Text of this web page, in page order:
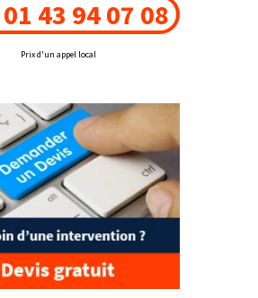
43 94 07 08
Prix d'un appel local